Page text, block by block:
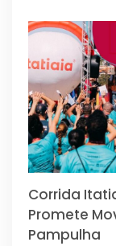
Corrida
Promete
Pampulha